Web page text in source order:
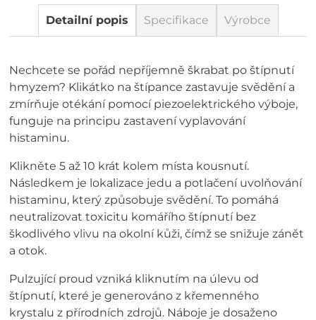
Detailní popis Specifikace Výrobce
Nechcete se pořád nepříjemně škrabat po štípnutí
hmyzem? Klikátko na štípance zastavuje svědění a
zmírňuje otékání pomocí piezoelektrického výboje,
funguje na principu zastavení vyplavování
histaminu.
Klikněte 5 až 10 krát kolem místa kousnutí.
Následkem je lokalizace jedu a potlačení uvolňování
histaminu, který způsobuje svědění. To pomáhá
neutralizovat toxicitu komářího štípnutí bez
škodlivého vlivu na okolní kůži, čímž se snižuje zánět
a otok.
Pulzující proud vzniká kliknutím na úlevu od
štípnutí, které je generováno z křemenného
krystalu z přírodních zdrojů. Náboje je dosaženo